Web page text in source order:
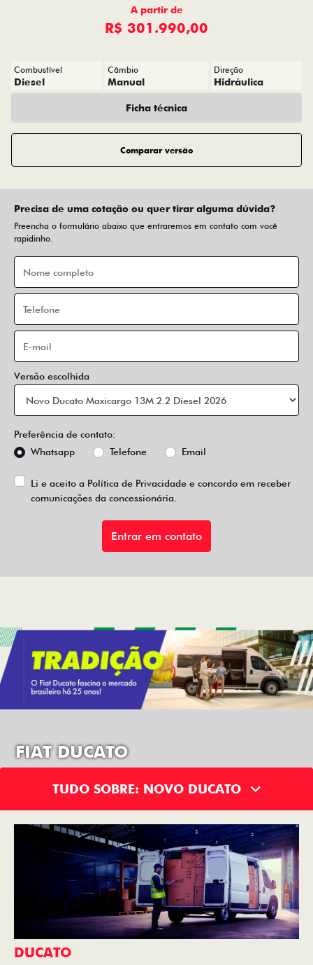
A partir de
R$ 301.990,00
Combustível
Diesel
Câmbio
Manual
Direção
Hidráulica
Ficha técnica
Comparar versão
Precisa de uma cotação ou quer tirar alguma dúvida?
Preencha o formulário abaixo que entraremos em contato com você
rapidinho.
Versão escolhida
Preferência de contato:
Whatsapp
Telefone Email
Li e aceito a Política de Privacidade e concordo em receber
comunicações da concessionária.
Entrar em contato
FIAT DUCATO
TUDO SOBRE: NOVO DUCATO
DUCATO